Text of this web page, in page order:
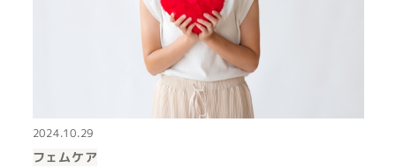
2024.10.29
フェムケア